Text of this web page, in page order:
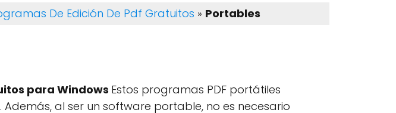
De Edición De Pdf Gratuitos » Portables
para Windows Estos programas PDF portátiles
al ser un software portable, no es necesario